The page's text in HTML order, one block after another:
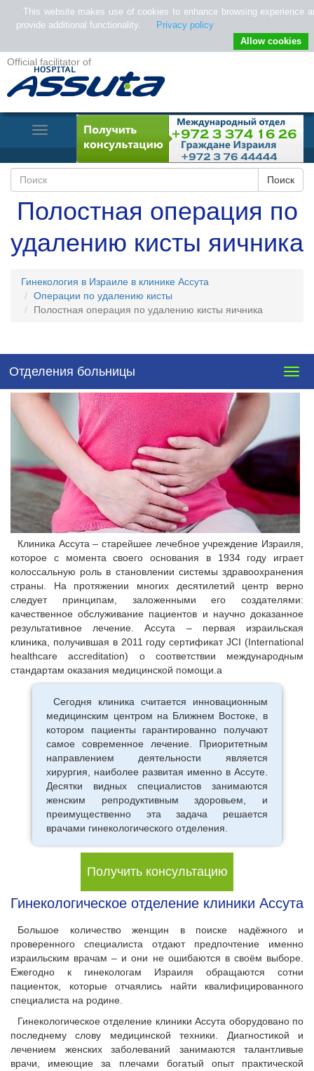
Official facilitator of
Toggle
Navigation
Полостная операция по
удалению кисты яичника
Гинекология в Израиле в клинике Ассута
Операции по удалению кисты
Полостная операция по удалению кисты яичника
Отделения больницы
Клиника Ассута – старейшее лечебное учреждение Израиля,
которое с момента своего основания в 1934 году играет
колоссальную роль в становлении системы здравоохранения
страны. На протяжении многих десятилетий центр верно
следует принципам, заложенными его создателями:
качественное обслуживание пациентов и научно доказанное
результативное лечение. Ассута – первая израильская
клиника, получившая в 2011 году сертификат JCI (International
healthcare accreditation) о соответствии международным
стандартам оказания медицинской помощи.а
Сегодня клиника считается инновационным
медицинским центром на Ближнем Востоке, в
котором пациенты гарантированно получают
самое современное лечение. Приоритетным
направлением деятельности является
хирургия, наиболее развитая именно в Ассуте.
Десятки видных специалистов занимаются
женским репродуктивным здоровьем, и
преимущественно эта задача решается
врачами гинекологического отделения.
Получить консультацию
Гинекологическое отделение клиники Ассута
Большое количество женщин в поиске надёжного и
проверенного специалиста отдают предпочтение именно
израильским врачам – и они не ошибаются в своём выборе.
Ежегодно к гинекологам Израиля обращаются сотни
пациенток, которые отчаялись найти квалифицированного
специалиста на родине.
Гинекологическое отделение клиники Ассута оборудовано по
последнему слову медицинской техники. Диагностикой и
лечением женских заболеваний занимаются талантливые
врачи, имеющие за плечами богатый опыт практической
This website makes use of cookies to enhance browsing experience
provide additional functionality.
Privacy policy
Allow cookies